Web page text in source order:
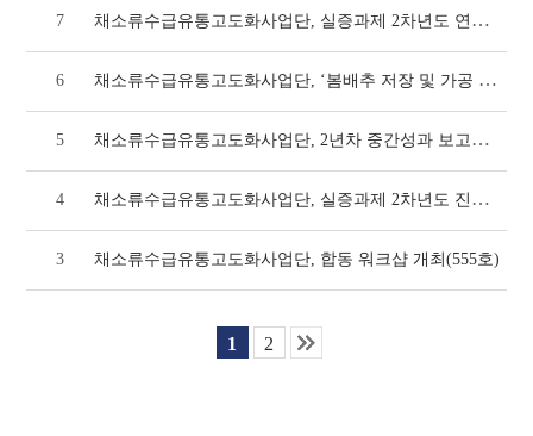
7 채소류수급유통고도화사업단, 실증과제 2차년도 연차평가 개최(583호)
6 채소류수급유통고도화사업단, ‘봄배추 저장 및 가공 기술이전 및 현장 확산
5 채소류수급유통고도화사업단, 2년차 중간성과 보고회 참석(579호)
4 채소류수급유통고도화사업단, 실증과제 2차년도 진도관리 및 중간점검회의 (571호)
3 채소류수급유통고도화사업단, 합동 워크샵 개최(555호)
1 2